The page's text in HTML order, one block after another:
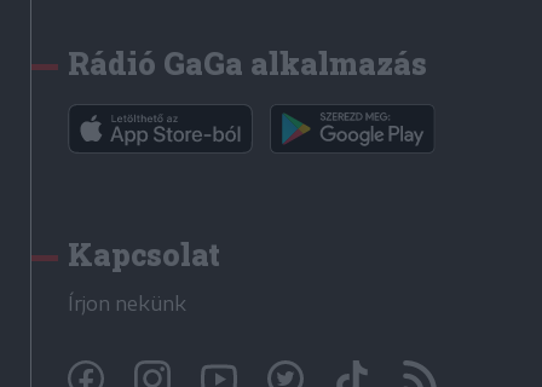
Rádió GaGa alkalmazás
Kapcsolat
Írjon nekünk